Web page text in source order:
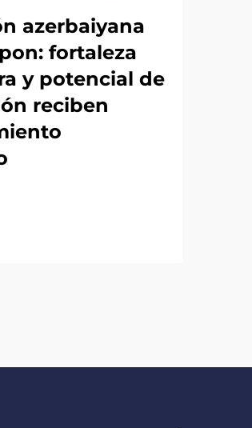
azerbaiyana
fortaleza
y potencial de
reciben